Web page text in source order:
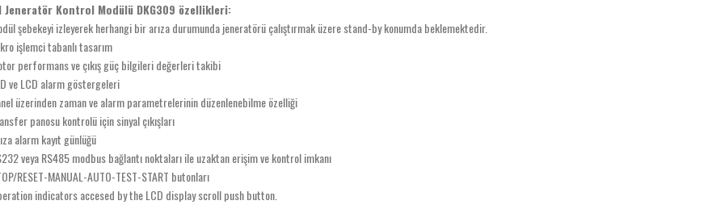
Jeneratör Kontrol Modülü DKG309 özellikleri:
şebekeyi izleyerek herhangi bir arıza durumunda jeneratörü çalıştırmak üzere stand-by konumda beklemektedir.
işlemci tabanlı tasarım
performans ve çıkış güç bilgileri değerleri takibi
ve LCD alarm göstergeleri
üzerinden zaman ve alarm parametrelerinin düzenlenebilme özelliği
panosu kontrolü için sinyal çıkışları
alarm kayıt günlüğü
veya RS485 modbus bağlantı noktaları ile uzaktan erişim ve kontrol imkanı
RESET-MANUAL-AUTO-TEST-START butonları
indicators accesed by the LCD display scroll push button.